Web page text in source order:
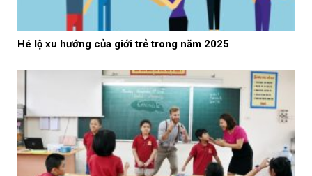
Hé lộ xu hướng của giới trẻ trong năm 2025